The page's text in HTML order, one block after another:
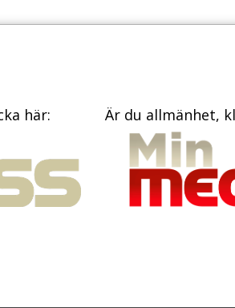
BÖCKER KONTAKT
kan leda
här: Är du allmänhet,